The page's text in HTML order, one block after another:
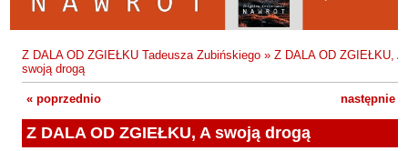
Fajfer Zenon
Filipowski Michał
Fluks Piotr
Frenger Marek
Zbigniew Kosiorowski Nawrót
Artur Daniel Liskowacki
Grażyna Obrąpalska
Jakub Michał PawłowskiAgrestowe sny
Z DALA OD ZGIEŁKU Tadeusza Zubińskiego» Z DALA OD ZGIEŁKU, A
swoją drogą
« poprzednio następnie »
Z DALA OD ZGIEŁKU, A swoją drogą